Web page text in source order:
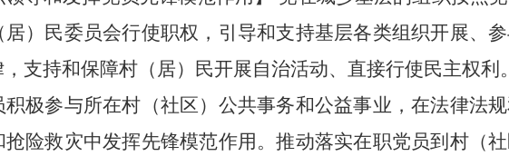
居） 民委员会行使职权，引导和支持基层各类组织开展、
支持和保障村（居）
民开展自治活动、直接行使民主权利。
积极参与所在村（社区）公共事务和公益事业，在法律法
抢险救灾中发挥先锋模范作用。推动落实在职党员到村（